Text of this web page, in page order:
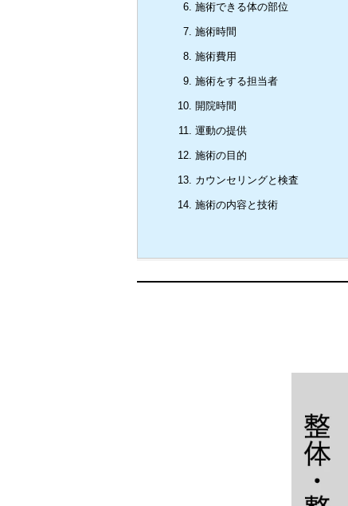
施術できる体の部位
施術時間
施術費用
施術をする担当者
開院時間
運動の提供
施術の目的
カウンセリングと検査
施術の内容と技術